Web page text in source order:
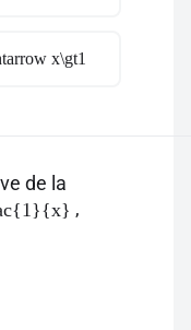
x\gt1
de la
,